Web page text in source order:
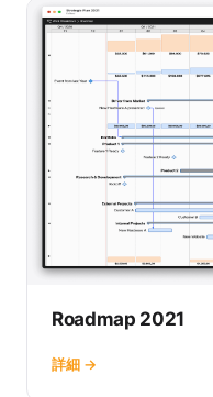
Roadmap 2021
詳細 →